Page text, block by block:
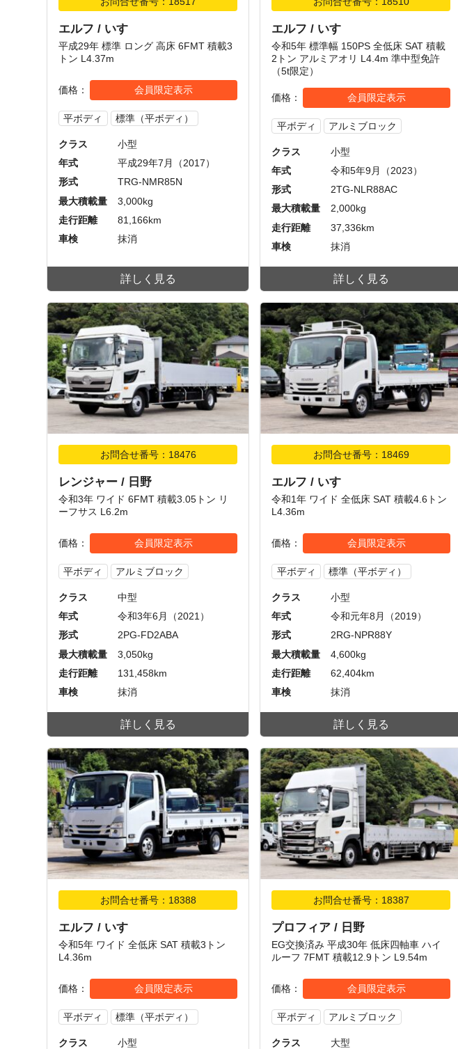
エルフ / いすゞ
平成29年 標準 ロング 高床 6FMT 積載3
トン L4.37m
価格 会員限定表示
平ボディ 標準（平ボディ）
クラス
小型
年式
平成29年7月（2017）
形式
TRG-NMR85N
最大積載量
3,000kg
走行距離
81,166km
車検
抹消
詳しく見る
エルフ / いすゞ
令和5年 標準幅 150PS 全低床 SAT 積載
2トン アルミアオリ L4.4m 準中型免許
（5t限定）
価格 会員限定表示
平ボディ アルミブロック
クラス
小型
年式
令和5年9月（2023）
形式
2TG-NLR88AC
最大積載量
2,000kg
走行距離
37,336km
車検
抹消
詳しく見る
お問合せ番号：18476
レンジャー / 日野
令和3年 ワイド 6FMT 積載3.05トン リ
ーフサス L6.2m
価格 会員限定表示
平ボディ アルミブロック
クラス
中型
年式
令和3年6月（2021）
形式
2PG-FD2ABA
最大積載量
3,050kg
走行距離
131,458km
車検
抹消
詳しく見る
お問合せ番号：18469
エルフ / いすゞ
令和1年 ワイド 全低床 SAT 積載4.6トン
L4.36m
価格 会員限定表示
平ボディ 標準（平ボディ）
クラス
小型
年式
令和元年8月（2019）
形式
2RG-NPR88Y
最大積載量
4,600kg
走行距離
62,404km
車検
抹消
詳しく見る
お問合せ番号：18388
エルフ / いすゞ
令和5年 ワイド 全低床 SAT 積載3トン
L4.36m
価格 会員限定表示
平ボディ 標準（平ボディ）
クラス
小型
お問合せ番号：18387
プロフィア / 日野
EG交換済み 平成30年 低床四軸車 ハイ
ルーフ 7FMT 積載12.9トン L9.54m
価格 会員限定表示
平ボディ アルミブロック
クラス
大型